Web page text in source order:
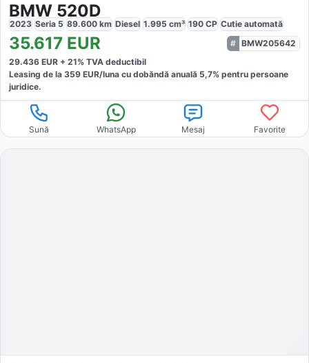
BMW 520D
2023 Seria 5 89.600 km Diesel 1.995 cm³ 190 CP Cutie automată
35.617 EUR
BMW205642
29.436 EUR + 21% TVA deductibil
Leasing de la 359 EUR/luna cu dobăndă anuală 5,7% pentru persoane
juridice.
Sună WhatsApp Mesaj Favorite